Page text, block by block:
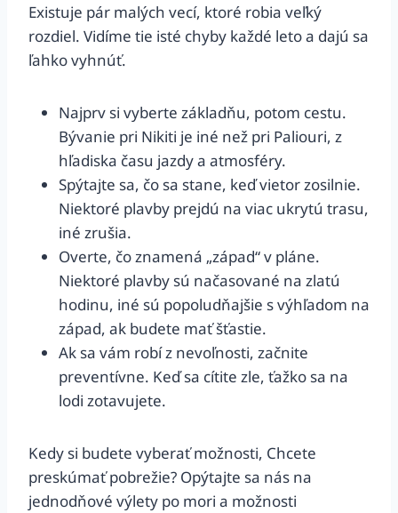
Existuje pár malých vecí, ktoré robia veľký
rozdiel. Vidíme tie isté chyby každé leto a dajú sa
ľahko vyhnúť.
Najprv si vyberte základňu, potom cestu.
Bývanie pri Nikiti je iné než pri Paliouri, z
hľadiska času jazdy a atmosféry.
Spýtajte sa, čo sa stane, keď vietor zosilnie.
Niektoré plavby prejdú na viac ukrytú trasu,
iné zrušia.
Overte, čo znamená „západ“ v pláne.
Niektoré plavby sú načasované na zlatú
hodinu, iné sú popoludňajšie s výhľadom na
západ, ak budete mať šťastie.
Ak sa vám robí z nevoľnosti, začnite
preventívne. Keď sa cítite zle, ťažko sa na
lodi zotavujete.
Kedy si budete vyberať možnosti, Chcete
preskúmať pobrežie? Opýtajte sa nás na
jednodňové výlety po mori a možnosti